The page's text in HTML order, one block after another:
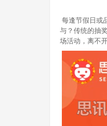
每逢节假日或
与？传统的抽
场活动，离不